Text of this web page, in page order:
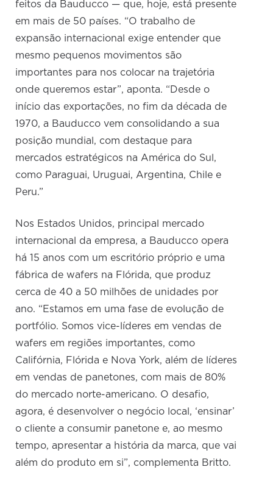
feitos da Bauducco — que, hoje, está presente
em mais de 50 países. “O trabalho de
expansão internacional exige entender que
mesmo pequenos movimentos são
importantes para nos colocar na trajetória
onde queremos estar”, aponta. “Desde o
início das exportações, no fim da década de
1970, a Bauducco vem consolidando a sua
posição mundial, com destaque para
mercados estratégicos na América do Sul,
como Paraguai, Uruguai, Argentina, Chile e
Peru.”
Nos Estados Unidos, principal mercado
internacional da empresa, a Bauducco opera
há 15 anos com um escritório próprio e uma
fábrica de wafers na Flórida, que produz
cerca de 40 a 50 milhões de unidades por
ano. “Estamos em uma fase de evolução de
portfólio. Somos vice-líderes em vendas de
wafers em regiões importantes, como
Califórnia, Flórida e Nova York, além de líderes
em vendas de panetones, com mais de 80%
do mercado norte-americano. O desafio,
agora, é desenvolver o negócio local, ‘ensinar’
o cliente a consumir panetone e, ao mesmo
tempo, apresentar a história da marca, que vai
além do produto em si”, complementa Britto.